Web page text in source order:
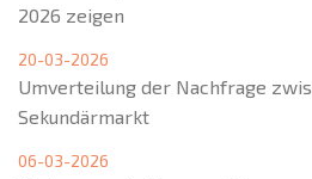
2026 zeigen
20-03-2026
Umverteilung der Nachfrage
Sekundärmarkt
06-03-2026